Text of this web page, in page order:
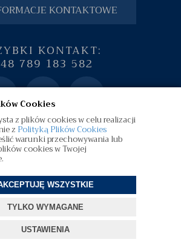
Cookies
z plików cookies w celu realizacji
z Polityką Plików Cookies
warunki przechowywania lub
cookies w Twojej
WSZYSTKIE
TYLKO WYMAGANE
USTAWIENIA
KONTAKTOWE
KONTAKT:
789 183 582
| Wszelkie Prawa Zastrzeżone